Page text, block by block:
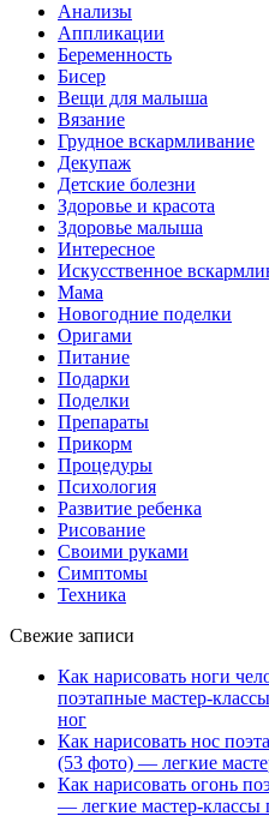
Анализы
Аппликации
Беременность
Бисер
Вещи для малыша
Вязание
Грудное вскармливание
Декупаж
Детские болезни
Здоровье и красота
Здоровье малыша
Интересное
Искусственное
Мама
Новогодние поделки
Оригами
Питание
Подарки
Поделки
Препараты
Прикорм
Процедуры
Психология
Развитие ребенка
Рисование
Своими руками
Симптомы
Техника
Свежие записи
Как нарисовать ноги
поэтапные мастер-
ног
Как нарисовать нос
(53 фото) — легкие
Как нарисовать огонь
— легкие мастер-классы